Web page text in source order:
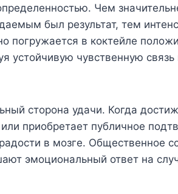
Чем
был результат, тем
погружается в коктейле
устойчивую чувственную связь
сторона удачи. Когда
приобретает публичное
в мозге. Общественное
эмоциональный ответ на